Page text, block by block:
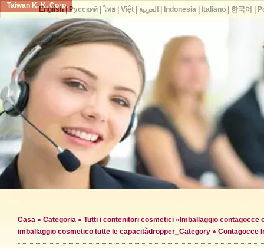
Taiwan K. K. Corp.
Casa » Categoria » Tutti i contenitori cosmetici » Imballaggio contagocce
imballaggio cosmetico tutte le capacitàdropper_Category » Contagocce
English| Русский| ไทย| Việt| العربية Indonesia| Italiano| 한국어